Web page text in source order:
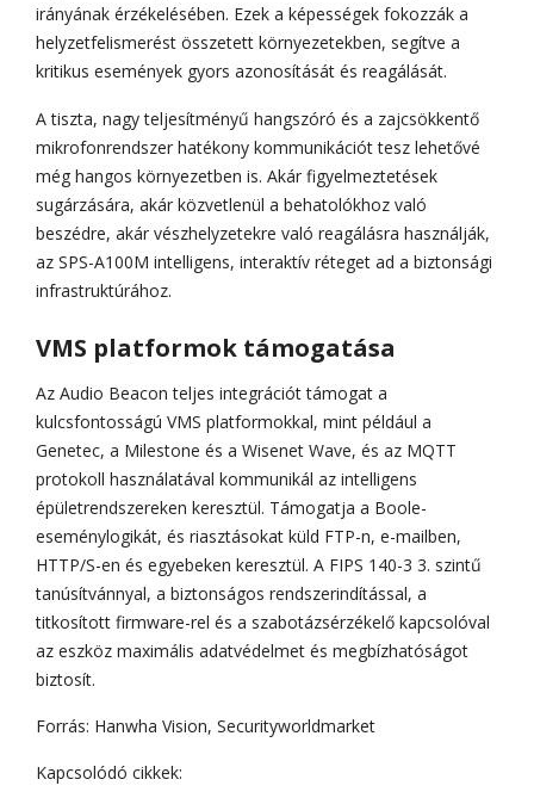
irányának érzékelésében. Ezek a képességek fokozzák a
helyzetfelismerést összetett környezetekben, segítve a
kritikus események gyors azonosítását és reagálását.
A tiszta, nagy teljesítményű hangszóró és a zajcsökkentő
mikrofonrendszer hatékony kommunikációt tesz lehetővé
még hangos környezetben is. Akár figyelmeztetések
sugárzására, akár közvetlenül a behatolókhoz való
beszédre, akár vészhelyzetekre való reagálásra használják,
az SPS-A100M intelligens, interaktív réteget ad a biztonsági
infrastruktúrához.
VMS platformok támogatása
Az Audio Beacon teljes integrációt támogat a
kulcsfontosságú VMS platformokkal, mint például a
Genetec, a Milestone és a Wisenet Wave, és az MQTT
protokoll használatával kommunikál az intelligens
épületrendszereken keresztül. Támogatja a Boole-
eseménylogikát, és riasztásokat küld FTP-n, e-mailben,
HTTP/S-en és egyebeken keresztül. A FIPS 140-3 3. szintű
tanúsítvánnyal, a biztonságos rendszerindítással, a
titkosított firmware-rel és a szabotázsérzékelő kapcsolóval
az eszköz maximális adatvédelmet és megbízhatóságot
biztosít.
Forrás: Hanwha Vision, Securityworldmarket
Kapcsolódó cikkek: